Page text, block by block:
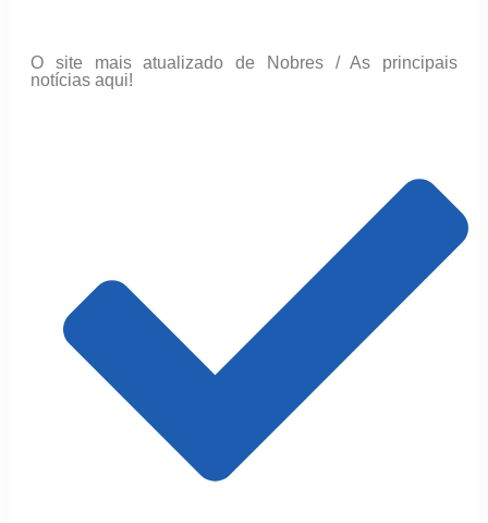
O site mais atualizado de Nobres / As principais
notícias aqui!